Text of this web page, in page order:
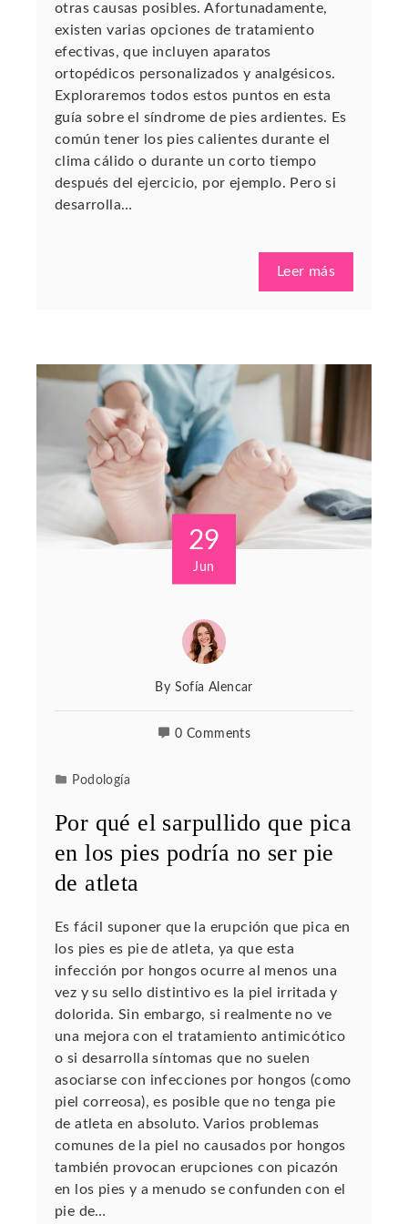
otras causas posibles. Afortunadamente,
existen varias opciones de tratamiento
efectivas, que incluyen aparatos
ortopédicos personalizados y analgésicos.
Exploraremos todos estos puntos en esta
guía sobre el síndrome de pies ardientes. Es
común tener los pies calientes durante el
clima cálido o durante un corto tiempo
después del ejercicio, por ejemplo. Pero si
desarrolla…
Leer más
29
Jun
By Sofía Alencar
0 Comments
Podología
Por qué el sarpullido que pica
en los pies podría no ser pie
de atleta
Es fácil suponer que la erupción que pica en
los pies es pie de atleta, ya que esta
infección por hongos ocurre al menos una
vez y su sello distintivo es la piel irritada y
dolorida. Sin embargo, si realmente no ve
una mejora con el tratamiento antimicótico
o si desarrolla síntomas que no suelen
asociarse con infecciones por hongos (como
piel correosa), es posible que no tenga pie
de atleta en absoluto. Varios problemas
comunes de la piel no causados ​​por hongos
también provocan erupciones con picazón
en los pies y a menudo se confunden con el
pie de…